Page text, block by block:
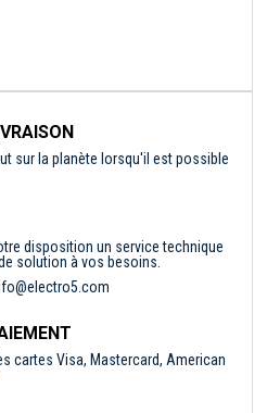
sur la planète lorsqu'il est possible
disposition un service technique
solution à vos besoins.
cartes Visa, Mastercard, American